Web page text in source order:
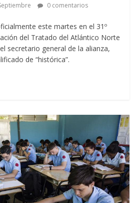
0 comentarios
este martes en el 31º
del Tratado del Atlántico Norte
secretario general de la alianza,
de “histórica”.